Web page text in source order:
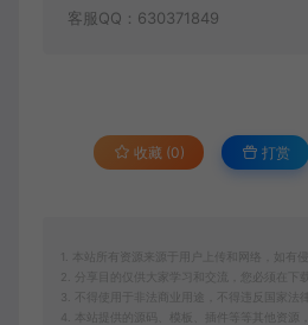
客服QQ：630371849
收藏 (0) 打赏
1. 本站所有资源来源于用户上传和网络，如有
2. 分享目的仅供大家学习和交流，您必须在下
3. 不得使用于非法商业用途，不得违反国家法
4. 本站提供的源码、模板、插件等等其他资源